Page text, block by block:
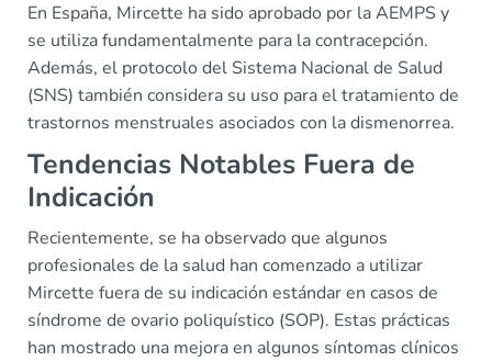
En España, Mircette ha sido aprobado por la AEMPS y
se utiliza fundamentalmente para la contracepción.
Además, el protocolo del Sistema Nacional de Salud
(SNS) también considera su uso para el tratamiento de
trastornos menstruales asociados con la dismenorrea.
Tendencias Notables Fuera de
Indicación
Recientemente, se ha observado que algunos
profesionales de la salud han comenzado a utilizar
Mircette fuera de su indicación estándar en casos de
síndrome de ovario poliquístico (SOP). Estas prácticas
han mostrado una mejora en algunos síntomas clínicos